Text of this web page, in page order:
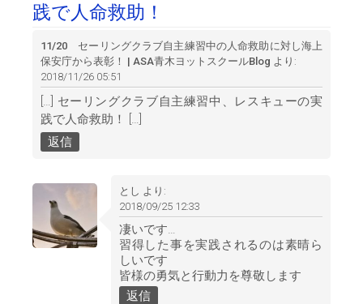
践で人命救助！
11/20 セーリングクラブ自主練習中の人命救助に対し海上
保安庁から表彰！ | ASA青木ヨットスクールBlog より:
2018/11/26 05:51
[…] セーリングクラブ自主練習中、レスキューの実
践で人命救助！ […]
返信
とし より:
2018/09/25 12:33
凄いです…
習得した事を実践されるのは素晴ら
しいです
皆様の勇気と行動力を尊敬します
返信